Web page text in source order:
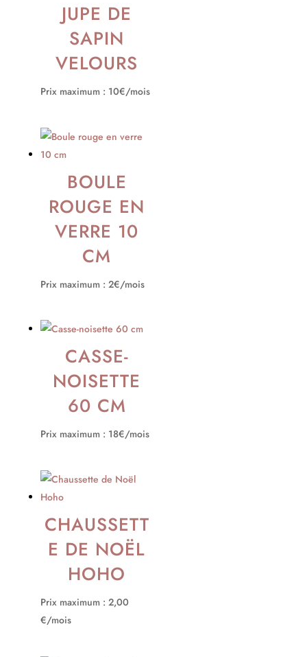
JUPE DE
SAPIN
VELOURS
Prix maximum : 10€/mois
BOULE
ROUGE EN
VERRE 10
CM
Prix maximum : 2€/mois
CASSE-
NOISETTE
60 CM
Prix maximum : 18€/mois
CHAUSSETT
E DE NOËL
HOHO
Prix maximum : 2,00
€/mois